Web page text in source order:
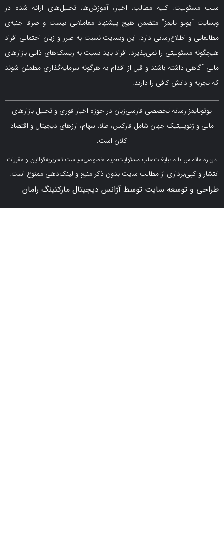
کلیه مطالب، اخبار، آموزش‌ها، تحلیل‌های ارائه شده در
تایمز” متضمن هیچ پیشنهاد معاملاتی نیست و صرفا جنبه‌ی
اطلاع‌رسانی دارد. این وبسایت نسبت به ضرر و زیان احتمالی افراد
را نمی‌پذیرد. افراد باید نسبت به ریسک‌های ذاتی بازارهای
داشته باشند و قبل از اقدام به هرگونه سرمایه‌گذاری مطمئن شوند
دانش کافی را دارند.
رسانه تخصصی فارسی‌زبان در حوزه اخبار فوری و تحلیل بازارهای
جهان شامل فارکس، طلا، سهام، ارزهای دیجیتال و اقتصاد
با ما تبلیغاتسلب مسئولیتحریم خصوصیسیاست تحریریهقوانین و مقررات
از مطالب سایت بدون ذکر منبع و لینک‌دهی ممنوع است.
سایت توسط آژانس دیجیتال مارکتینگ رامان